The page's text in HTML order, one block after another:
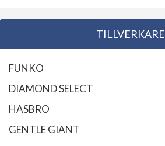
TILLVERKARE
FUNKO
DIAMOND SELECT
HASBRO
GENTLE GIANT